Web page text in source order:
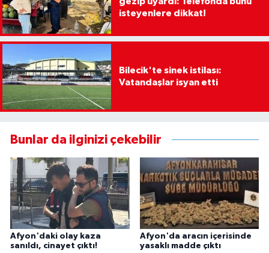
isteyenlere dikkat!
Bilecik'te sinek istilası:
Vatandaşlar isyan etti
Bunlar da ilginizi çekebilir
Afyon'daki olay kaza
sanıldı, cinayet çıktı!
Afyon'da aracın içerisinde
yasaklı madde çıktı